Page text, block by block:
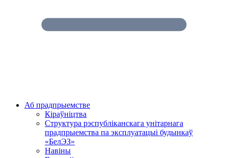
Аб прадпрыемстве
Кіраўніцтва
Структура рэспубліканскага унітарнага
прадпрыемства па эксплуатацыі будынкаў
«БелЭЗ»
Навіны